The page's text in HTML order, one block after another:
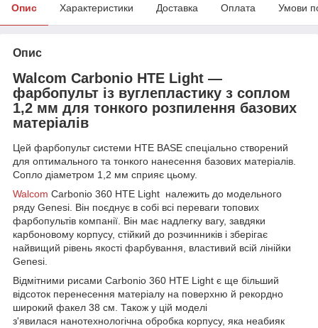
Опис Характеристики Доставка Оплата Умови
Опис
Walcom Carbonio HTE Light —
фарбопульт із вуглепластику з соплом
1,2 мм для тонкого розпилення базових
матеріалів
Цей фарбопульт системи HTE BASE спеціально створений
для оптимального та тонкого нанесення базових матеріалів.
Сопло діаметром 1,2 мм сприяє цьому.
Walcom Carbonio 360 HTE Light належить до модельного
ряду Genesi. Він поєднує в собі всі переваги топових
фарбопультів компанії. Він має надлегку вагу, завдяки
карбоновому корпусу, стійкий до розчинників і зберігає
найвищий рівень якості фарбування, властивий всій лінійки
Genesi.
Відмітними рисами Carbonio 360 HTE Light є ще більший
відсоток перенесення матеріалу на поверхню й рекордно
широкий факел 38 см. Також у цій моделі
з'явилася нанотехнологічна обробка корпусу, яка неабияк